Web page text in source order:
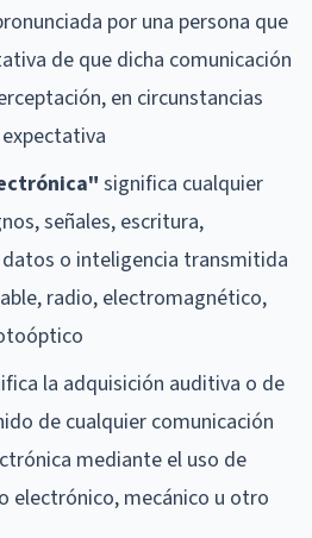
por una persona que
de que dicha comunicación
en circunstancias
significa cualquier
señales, escritura,
o inteligencia transmitida
radio, electromagnético,
la adquisición auditiva o de
de cualquier comunicación
mediante el uso de
electrónico, mecánico u otro